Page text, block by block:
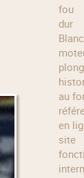
fou
dur
Blanc
au
en
site